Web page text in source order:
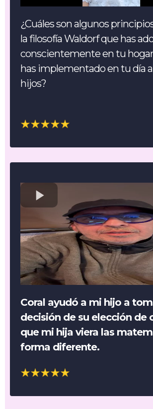
¿Cuáles son algunos
la filosofía Waldorf que has
conscientemente en tu
has implementado en tu día
hijos?
Coral ayudó a mi hijo a
decisión de su elección de
que mi hija viera las
forma diferente.